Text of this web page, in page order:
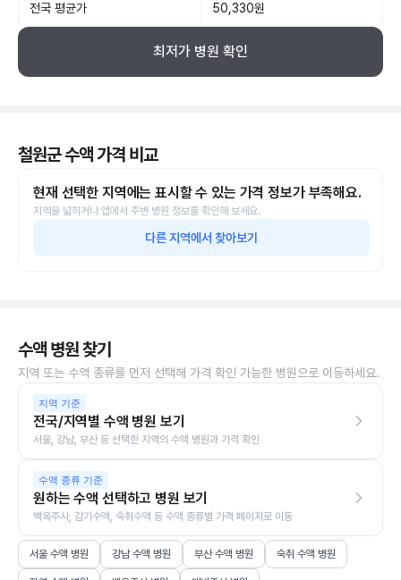
전국 평균가 50,330원
최저가 병원 확인
철원군 수액 가격 비교
현재 선택한 지역에는 표시할 수 있는 가격 정보가 부족해요.
지역을 넓히거나 앱에서 주변 병원 정보를 확인해 보세요.
다른 지역에서 찾아보기
수액 병원 찾기
지역 또는 수액 종류를 먼저 선택해 가격 확인 가능한 병원으로 이동하세요.
지역 기준
전국/지역별 수액 병원 보기
서울, 강남, 부산 등 선택한 지역의 수액 병원과 가격 확인
수액 종류 기준
원하는 수액 선택하고 병원 보기
백옥주사, 감기수액, 숙취수액 등 수액 종류별 가격 페이지로 이동
서울 수액 병원 강남 수액 병원 부산 수액 병원 숙취 수액 병원